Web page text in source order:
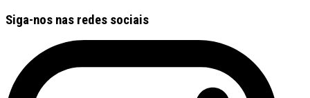
Siga-nos nas redes sociais